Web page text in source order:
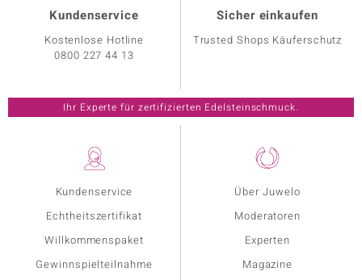
Kundenservice
Echtheitszertifikat
Willkommenspaket
Gewinnspielteilnahme
Über Juwelo
Moderatoren
Experten
Magazine
Kundenservice
Kostenlose Hotline
0800 227 44 13
Sicher einkaufen
Trusted Shops Käuferschutz
Ihr Experte für zertifizierten Edelsteinschmuck.